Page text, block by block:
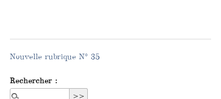
Nouvelle rubrique N° 35
Rechercher :